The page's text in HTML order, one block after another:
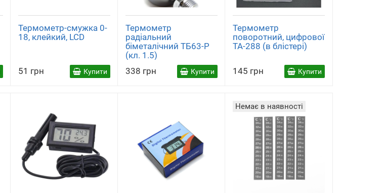
Термометр-смужка 0-
18, клейкий, LCD
51 грн Купити
Термометр
радіальний
біметалічний ТБ63-Р
(кл. 1.5)
338 грн
Купити
Термометр
поворотний, цифрової
ТА-288 (в блістері)
145 грн Купити
Немає в наявності